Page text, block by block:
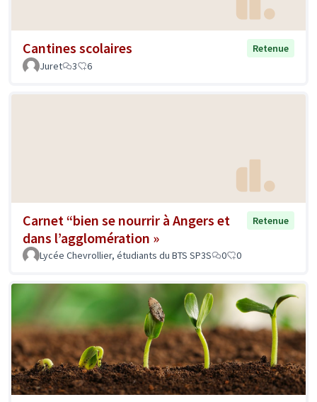
Cantines scolaires
Retenue
Juret
3 6
Carnet “bien se nourrir à Angers et
dans l’agglomération »
Retenue
Lycée Chevrollier, étudiants du BTS SP3S 0 0